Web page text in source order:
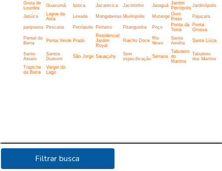
Filtrar busca
Gruta de
Lourdes
Guaxumã Ipioca Jacarecica Jacintinho Jaraguá Jardim
Petrópolis Jardinópolis
Jatiúca
Lagoa da
Anta
Levada Mangabeiras Murilopolis Mutange Ouro
Preto
Pajuçara
paripueira Pescaria Petrópolis Pinheiro Pitanguinha Poço
Ponta da
Terra
Ponta
Grossa
Pontal da
Barra
Ponta Verde Prado
Residencial
Jardim
Royal
Riacho Doce
Rio
Novo
Santa
Amélia
Santa Lúcia
Santo
Amaro
Santos
Dumont
São Jorge Sauaçuhy
Sem
especificação Serraria
Tabuleiro
do
Martins
Tabuleiro
dos Martins
Trapiche
da Barra
Vergel do
Lago